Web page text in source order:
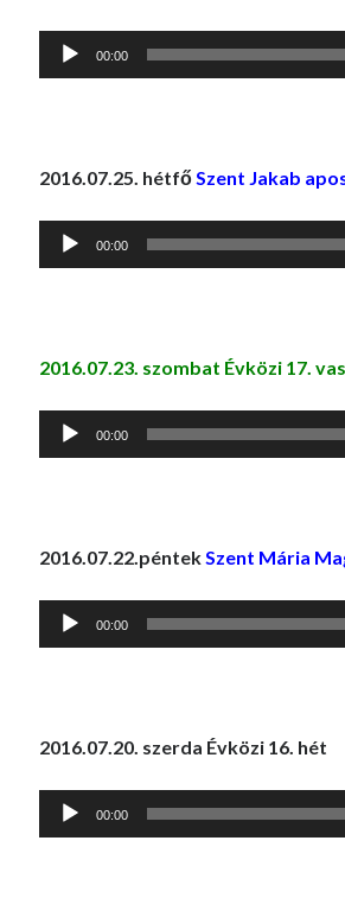
Audió
00:00
2016.07.25. hétfőSzent Jakab
Audió
00:00
2016.07.23. szombat Évközi 17.
Audió
00:00
2016.07.22.péntekSzent Mária
Audió
00:00
2016.07.20. szerda Évközi 16. hét
Audió
00:00